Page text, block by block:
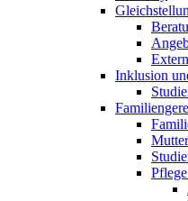
Inklusion